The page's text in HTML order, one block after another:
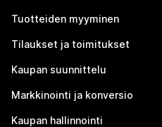
Tuotteiden myyminen
Tilaukset ja toimitukset
Kaupan suunnittelu
Markkinointi ja konversio
Kaupan hallinnointi